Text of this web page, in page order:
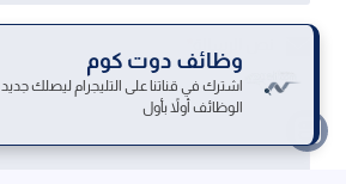
وظائف دوت كوم
اشترك في قناتنا على التليجرام ليصلك جديد
الوظائف أولاً بأول